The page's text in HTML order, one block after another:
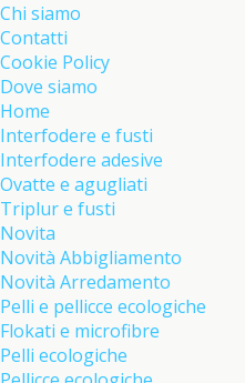
Chi siamo
Contatti
Cookie Policy
Dove siamo
Home
Interfodere e fusti
Interfodere adesive
Ovatte e agugliati
Triplur e fusti
Novita
Novità Abbigliamento
Novità Arredamento
Pelli e pellicce ecologiche
Flokati e microfibre
Pelli ecologiche